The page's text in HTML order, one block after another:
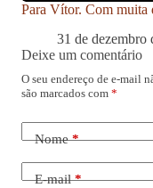
Para Vítor. Com muita
31 de dezembro
Deixe um comentário
O seu endereço de e-mail
são marcados com *
Nome*
E-mail*